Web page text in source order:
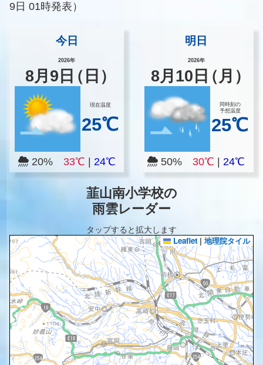
9日 01時発表）
今日
2026年
8月 9 日（日）
現在温度
25℃
20% 33℃ 24℃
明日
2026年
8月 10 日（月）
同時刻の
予想温度
25℃
50%30℃ |24℃
韮山南小学校の
雨雲レーダー
タップすると拡大します
Leaflet | 地理院タイル